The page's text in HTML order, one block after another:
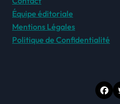
Équipe éditoriale
Mentions Légales
Politique de Confidentialité